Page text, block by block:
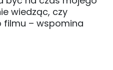
wiedząc, czy
filmu – wspomina